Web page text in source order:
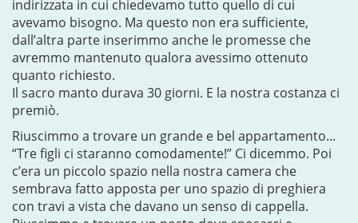
indirizzata in cui chiedevamo tutto quello di cui
avevamo bisogno. Ma questo non era sufficiente,
dall’altra parte inserimmo anche le promesse che
avremmo mantenuto qualora avessimo ottenuto
quanto richiesto.
Il sacro manto durava 30 giorni. E la nostra costanza ci
premiò.
Riuscimmo a trovare un grande e bel appartamento...
“Tre figli ci staranno comodamente!” Ci dicemmo. Poi
c’era un piccolo spazio nella nostra camera che
sembrava fatto apposta per uno spazio di preghiera
con travi a vista che davano un senso di cappella.